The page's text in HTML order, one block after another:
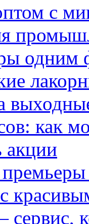
с
одним
как
акции
сервис,